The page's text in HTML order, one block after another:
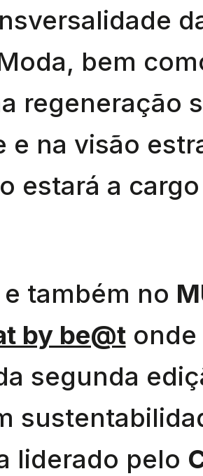
bem
regeneração
na visão
estará a
também no
by be@tonde
segunda
liderado pelo